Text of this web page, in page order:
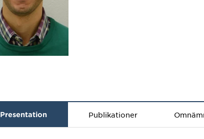
Presentation Publikationer